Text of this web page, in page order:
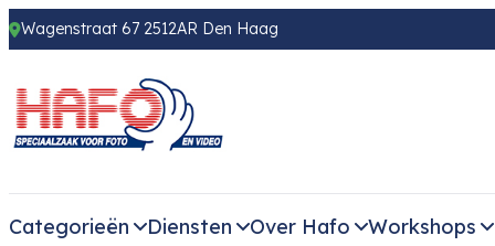
Wagenstraat 67 2512AR Den Haag
Categorieën Diensten Over Hafo Workshops